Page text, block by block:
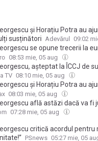
și Horațiu Potra au
susținători Adevărul 09:02
se opune trecerii la
da și mai prost în poze
08:53 mie, 05 aug
așteptat la ÎCCJ de
Ștefan cel Mare. Se reiau
și Horațiu Potra VIDEO
TV 08:10 mie, 05 aug
și Horațiu Potra au
de stat. Zeci de oameni s-
prezidențiale
08:03 mie, 05 aug
află astăzi dacă va
Casație și Justiție decide
07:28 mie, 05 aug
critică acordul pentru
PSnews 05:27 mie, 05